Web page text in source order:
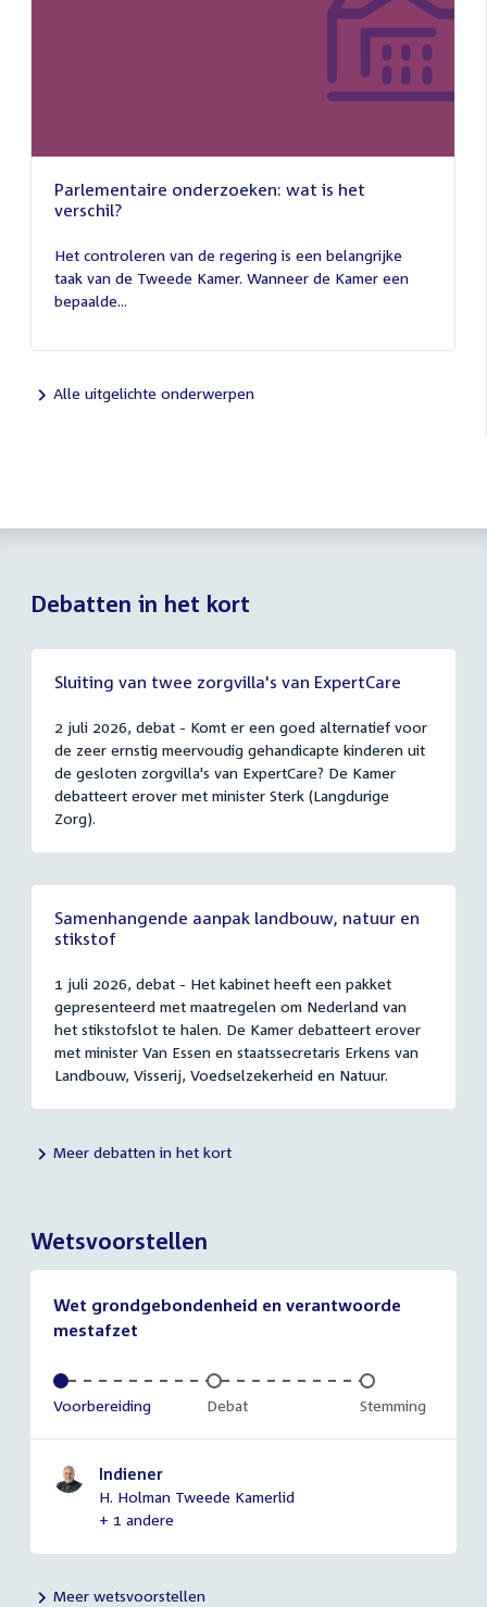
Parlementaire onderzoeken: wat is het
verschil?
juli
2026
Het controleren van de regering is een belangrijke
taak van de Tweede Kamer. Wanneer de Kamer een
bepaalde...
Alle uitgelichte onderwerpen
Debatten in het kort
Sluiting van twee zorgvilla's van ExpertCare
2 juli 2026, debat - Komt er een goed alternatief voor
de zeer ernstig meervoudig gehandicapte kinderen uit
de gesloten zorgvilla's van ExpertCare? De Kamer
debatteert erover met minister Sterk (Langdurige
Zorg).
Samenhangende aanpak landbouw, natuur en
stikstof
1 juli 2026, debat - Het kabinet heeft een pakket
gepresenteerd met maatregelen om Nederland van
het stikstofslot te halen. De Kamer debatteert erover
met minister Van Essen en staatssecretaris Erkens van
Landbouw, Visserij, Voedselzekerheid en Natuur.
Meer debatten in het kort
Wetsvoorstellen
Wet grondgebondenheid en verantwoorde
mestafzet
Voltooid:
Voorbereiding Onvoltooid:
Debat Onvoltooid:
Stemming
Indiener
H. Holman Tweede Kamerlid
+ 1 andere
Meer wetsvoorstellen